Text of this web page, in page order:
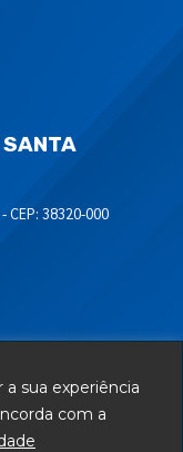
a sua experiência
com a
SANTA
CEP: 38320-000